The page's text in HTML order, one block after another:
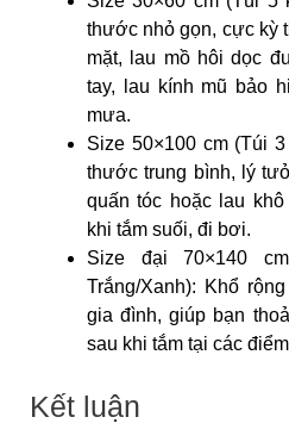
thước nhỏ gọn, cực kỳ
mặt, lau mồ hôi dọc
tay, lau kính mũ bảo
mưa.
Size 50×100 cm (Túi
thước trung bình, lý
quấn tóc hoặc lau
khi tắm suối, đi bơi.
Size đại 70×140
Trắng/Xanh): Khổ
gia đình, giúp bạn
sau khi tắm tại các
Kết luận